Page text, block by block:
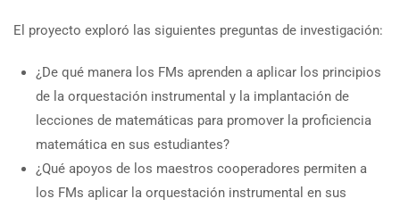
El proyecto exploró las siguientes preguntas de investigación:
¿De qué manera los FMs aprenden a aplicar los principios
de la orquestación instrumental y la implantación de
lecciones de matemáticas para promover la proficiencia
matemática en sus estudiantes?
¿Qué apoyos de los maestros cooperadores permiten a
los FMs aplicar la orquestación instrumental en sus